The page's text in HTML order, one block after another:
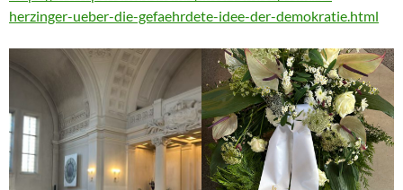
herzinger-ueber-die-gefaehrdete-idee-der-demokratie.html